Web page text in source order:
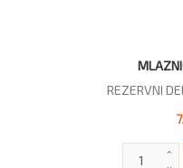
REZERVNI